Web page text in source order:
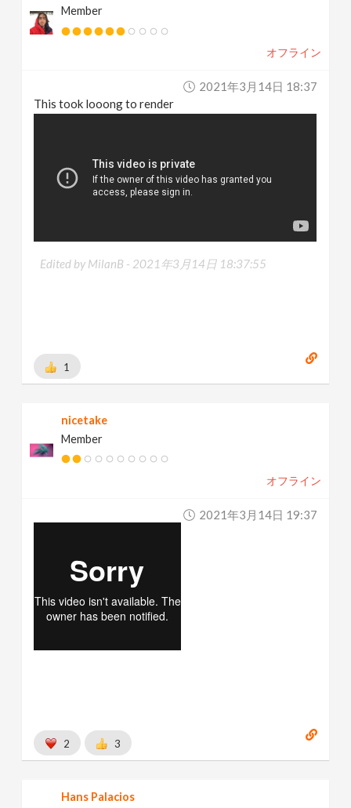
Member
オフライン
2021年3月14日 18:37
This took looong to render
Edited by MilanB - 2021年3月14日 18:37:55
1
nicetake
Member
オフライン
2021年3月14日 19:37
2 3
Hans Palacios